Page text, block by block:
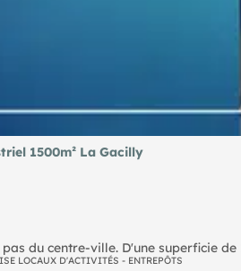
1500m² La Gacilly
du centre-ville. D'une superficie
LOCAUX D'ACTIVITÉS - ENTREPÔTS